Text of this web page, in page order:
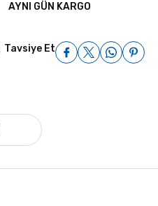
AYNI GÜN KARGO
Tavsiye Et